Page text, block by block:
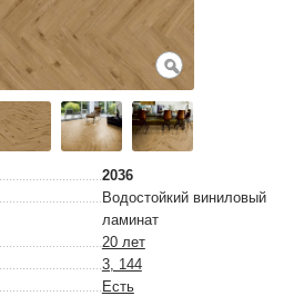
2036
Водостойкий виниловый
ламинат
20 лет
3, 144
Есть